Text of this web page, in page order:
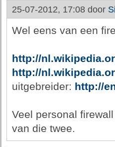
25-07-2012, 17:08 door
Wel eens van een
http://
http://
uitgebreider: http://
Veel personal
van die twee.